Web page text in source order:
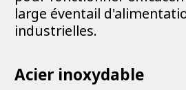
large éventail
industrielles.
Acier inoxydable